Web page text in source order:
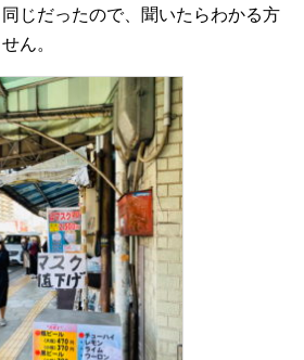
じだったので、聞いたらわかる方
ん。